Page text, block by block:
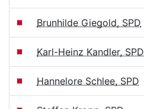
Brunhilde Giegold, SPD
Karl-Heinz Kandler, SPD
Hannelore Schlee, SPD